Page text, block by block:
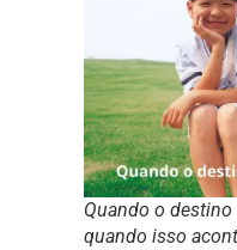
Quando o
quando isso